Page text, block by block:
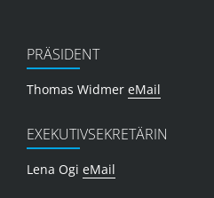
PRÄSIDENT
Thomas Widmer eMail
EXEKUTIVSEKRETÄRIN
Lena Ogi eMail